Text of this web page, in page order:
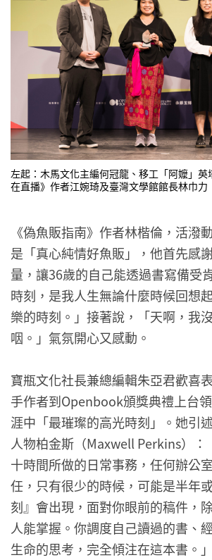
左起：木馬文化主編何冠龍、移工「阿嬤」
在直播》作者江婉琦及臺灣文學館館長林巾力
《偽魚販指南》作者林楷倫，活潑
是「真心純情好魚販」，他首先感
量，讓36歲的自己能透過書寫備受
時刻，是我人生無論什麼時候回想
樂的時刻。」接著說，「天啊，我
咽。」氣氛開心又感動。
寶瓶文化社長兼總編輯朱亞君歡喜
手作者到Openbook頒獎典禮上台
涯中「最璀璨的高光時刻」。她引
人物柏金斯（Maxwell Perkins）：
十時間所做的日常事務，任何辦公
任，只有很少的時候，可能是半年
刻』會出現，面對你眼前的稿件，
人能掌握。你調度自己讀過的書、
生命的思考，完全傾注在這本書。